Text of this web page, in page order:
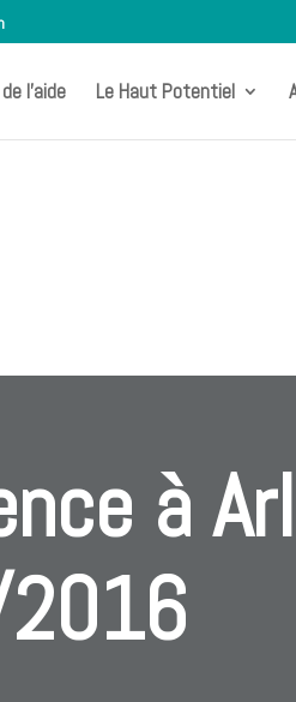
l’aide Le Haut Potentiel
à